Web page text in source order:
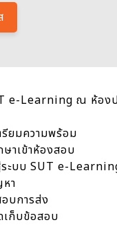
e-Learning ณ ห้อง
ยมความพร้อม
าเข้าห้องสอบ
ระบบ SUT e-
า
บการส่ง
เก็บข้อสอบ